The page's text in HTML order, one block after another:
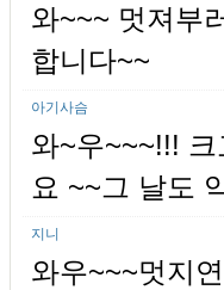
와~~~ 멋져부
합니다~~
아기사슴
와~우~~~!!!
요 ~~그 날도
지니
와우~~~멋지